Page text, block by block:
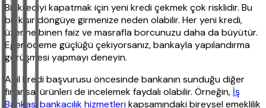
Bir krediyi kapatmak için yeni kredi çekmek çok risklidir. Bu
bir kısır döngüye girmenize neden olabilir. Her yeni kredi,
üzerine binen faiz ve masrafla borcunuzu daha da büyütür.
Eğer ödeme güçlüğü çekiyorsanız, bankayla yapılandırma
görüşmesi yapmayı deneyin.
Acil kredi başvurusu öncesinde bankanın sunduğu diğer
finansal ürünleri de incelemek faydalı olabilir. Örneğin, İş
Bankası bankacılık hizmetlerikapsamındaki bireysel emeklilik